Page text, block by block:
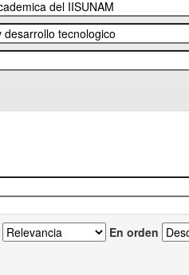
En orden